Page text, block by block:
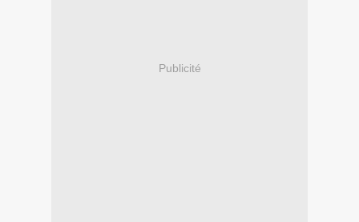
Publicité